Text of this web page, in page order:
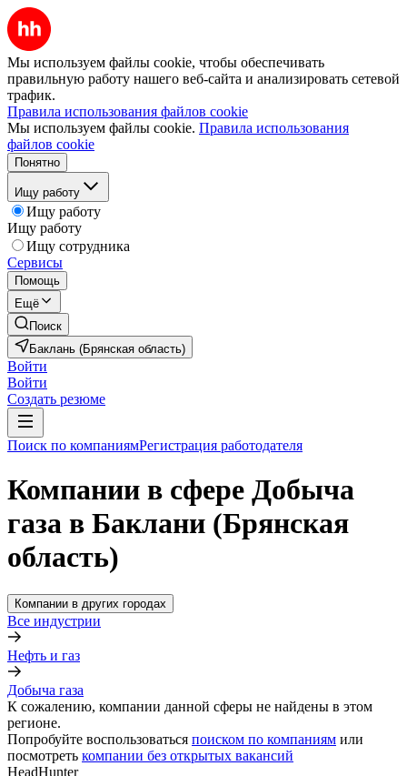
Мы используем файлы cookie, чтобы обеспечивать
правильную работу нашего веб-сайта и анализировать сетевой
трафик.
Правила использования файлов cookie
Мы используем файлы cookie. Правила использования
файлов cookie
Понятно
Ищу работу
Ищу работу
Ищу работу
Ищу сотрудника
Сервисы
Помощь
Ещё
Поиск
Баклань (Брянская область)
Войти
Войти
Создать резюме
Поиск по компаниямРегистрация работодателя
Компании в сфере Добыча
газа в Баклани (Брянская
область)
Компании в других городах
Все индустрии
Нефть и газ
Добыча газа
К сожалению, компании данной сферы не найдены в этом
регионе.
Попробуйте воспользоваться поиском по компаниям или
посмотреть компании без открытых вакансий
HeadHunter